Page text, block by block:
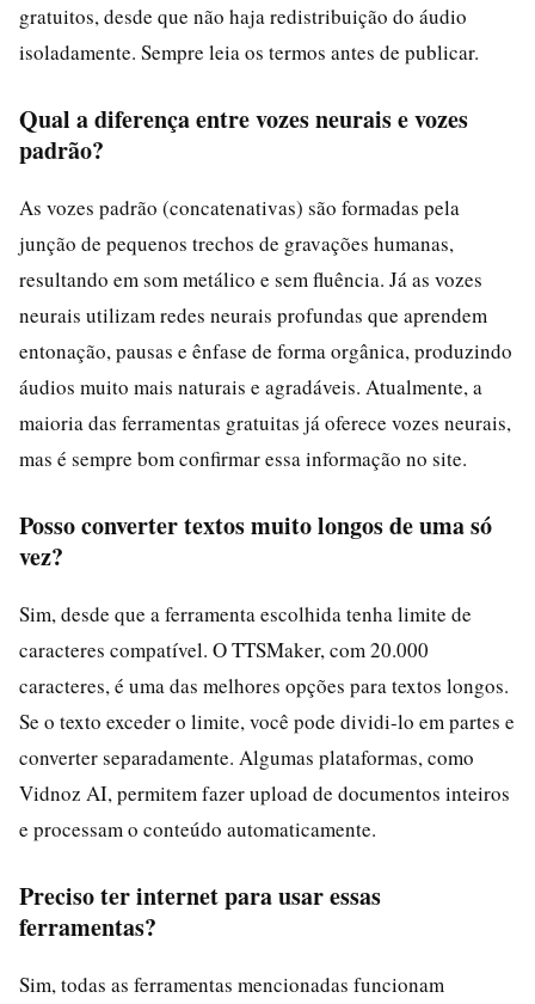
gratuitos, desde que não haja redistribuição do áudio
isoladamente. Sempre leia os termos antes de publicar.
Qual a diferença entre vozes neurais e vozes
padrão?
As vozes padrão (concatenativas) são formadas pela
junção de pequenos trechos de gravações humanas,
resultando em som metálico e sem fluência. Já as vozes
neurais utilizam redes neurais profundas que aprendem
entonação, pausas e ênfase de forma orgânica, produzindo
áudios muito mais naturais e agradáveis. Atualmente, a
maioria das ferramentas gratuitas já oferece vozes neurais,
mas é sempre bom confirmar essa informação no site.
Posso converter textos muito longos de uma só
vez?
Sim, desde que a ferramenta escolhida tenha limite de
caracteres compatível. O TTSMaker, com 20.000
caracteres, é uma das melhores opções para textos longos.
Se o texto exceder o limite, você pode dividi-lo em partes e
converter separadamente. Algumas plataformas, como
Vidnoz AI, permitem fazer upload de documentos inteiros
e processam o conteúdo automaticamente.
Preciso ter internet para usar essas
ferramentas?
Sim, todas as ferramentas mencionadas funcionam